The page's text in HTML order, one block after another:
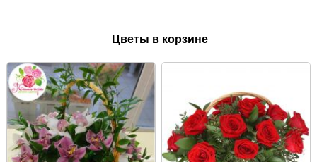
Цветы в корзине